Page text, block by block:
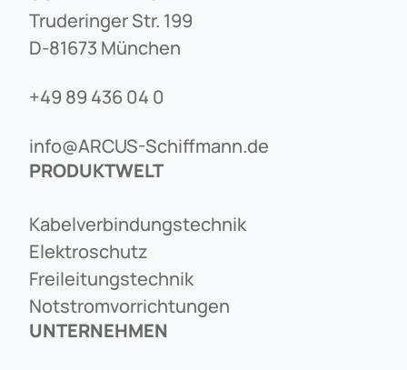
Truderinger Str. 199
D-81673 München
+49 89 436 04 0
info@ARCUS-Schiffmann.de
PRODUKTWELT
Kabelverbindungstechnik
Elektroschutz
Freileitungstechnik
Notstromvorrichtungen
UNTERNEHMEN